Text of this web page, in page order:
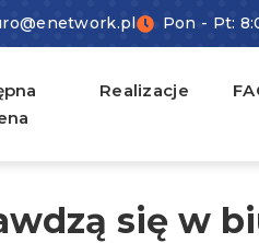
Pon - Pt:
Realizacje
się w